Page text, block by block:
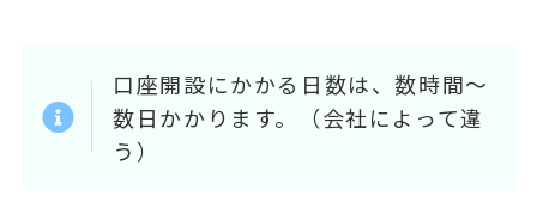
口座開設にかかる日数は、数時間～
数日かかります。（会社によって違
う）